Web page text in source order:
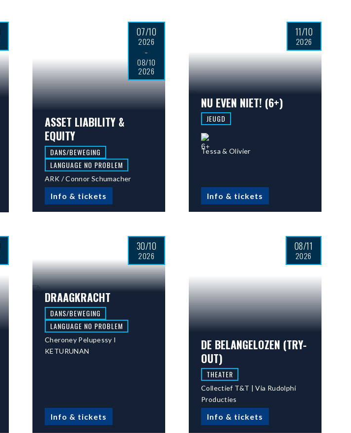
07/10
2026
-
08/10
2026
ASSET LIABILITY &
EQUITY
DANS/BEWEGING
LANGUAGE NO PROBLEM
ARK / Connor Schumacher
Info & tickets
11/10
2026
NU EVEN NIET! (6+)
JEUGD
Tessa & Olivier
Info & tickets
30/10
2026
DRAAGKRACHT
DANS/BEWEGING
LANGUAGE NO PROBLEM
Cheroney Pelupessy I
KETURUNAN
Info & tickets
08/11
2026
DE BELANGELOZEN (TRY-
OUT)
THEATER
Collectief T&T | Via Rudolphi
Producties
Info & tickets